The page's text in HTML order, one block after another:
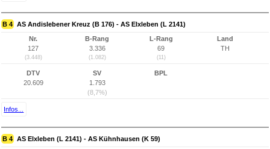
B 4 AS Andislebener Kreuz (B 176) - AS Elxleben (L 2141)
Nr.
127
(3.448)
B-Rang
3.336
(1.082)
L-Rang
69
(11)
Land
TH
DTV
20.609
SV
1.793
(8,7%)
BPL
Infos...
B 4 AS Elxleben (L 2141) - AS Kühnhausen (K 59)